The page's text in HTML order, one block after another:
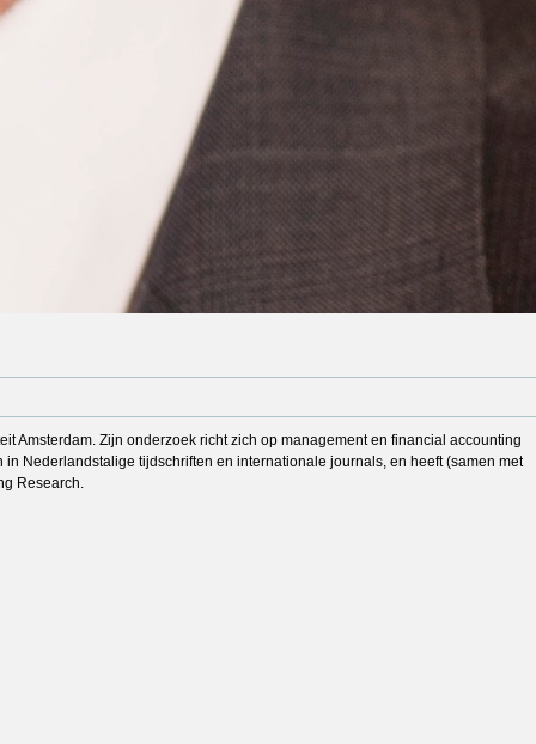
Amsterdam. Zijn onderzoek richt zich op management en financial accounting
Nederlandstalige tijdschriften en internationale journals, en heeft (samen met
Research.